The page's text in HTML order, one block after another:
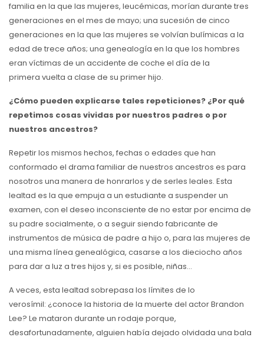
familia en la que las mujeres, leucémicas, morían durante tres
generaciones en el mes de mayo; una sucesión de cinco
generaciones en la que las mujeres se volvían bulímicas a la
edad de trece años; una genealogía en la que los hombres
eran víctimas de un accidente de coche el día de la
primera vuelta a clase de su primer hijo.
¿Cómo pueden explicarse tales repeticiones? ¿Por qué
repetimos cosas vividas por nuestros padres o por
nuestros ancestros?
Repetir los mismos hechos, fechas o edades que han
conformado el drama familiar de nuestros ancestros es para
nosotros una manera de honrarlos y de serles leales. Esta
lealtad es la que empuja a un estudiante a suspender un
examen, con el deseo inconsciente de no estar por encima de
su padre socialmente, o a seguir siendo fabricante de
instrumentos de música de padre a hijo o, para las mujeres de
una misma línea genealógica, casarse a los dieciocho años
para dar a luz a tres hijos y, si es posible, niñas…
A veces, esta lealtad sobrepasa los límites de lo
verosímil: ¿conoce la historia de la muerte del actor Brandon
Lee? Le mataron durante un rodaje porque,
desafortunadamente, alguien había dejado olvidada una bala